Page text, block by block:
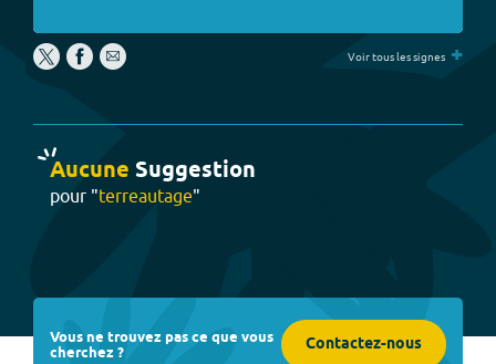
Voir tous les signes +
Aucune Suggestion
pour "terreautage"
Vous ne trouvez pas ce que vous
cherchez ? Contactez-nous